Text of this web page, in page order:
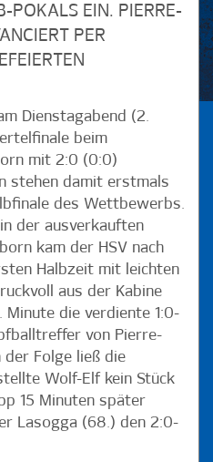
POKALS EIN. PIERRE-
PER
Dienstagabend (2.
beim
mit 2:0 (0:0)
stehen damit erstmals
des Wettbewerbs.
der ausverkauften
kam der HSV nach
Halbzeit mit leichten
aus der Kabine
die verdiente 1:0-
von Pierre-
der Folge ließ die
Wolf-Elf kein Stück
15 Minuten später
Lasogga (68.) den 2:0-